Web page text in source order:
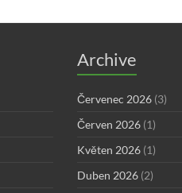
Archive
Červenec 2026 (3)
Červen 2026 (1)
Květen 2026 (1)
Duben 2026 (2)